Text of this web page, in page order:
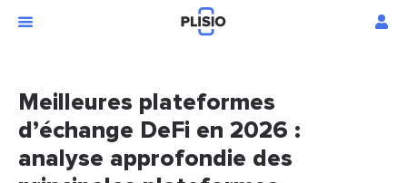
Meilleures plateformes
d’échange DeFi en 2026 :
analyse approfondie des